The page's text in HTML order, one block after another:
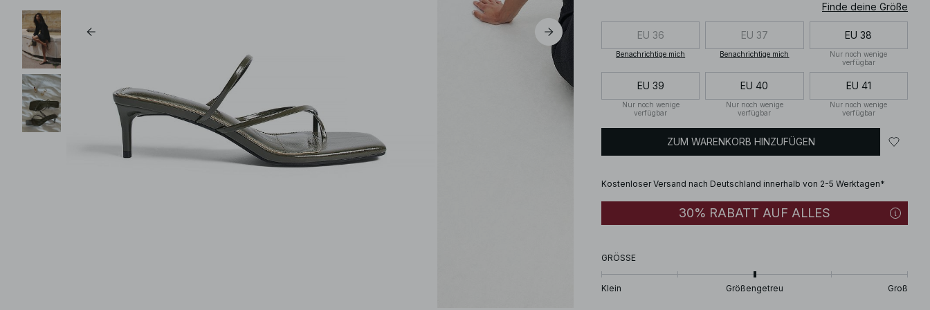
Finde deine Größe
EU 36
Benachrichtige mich
EU 37
Benachrichtige mich
EU 38
Nur noch wenige
verfügbar
EU 39
Nur noch wenige
verfügbar
EU 40
Nur noch wenige
verfügbar
EU 41
Nur noch wenige
verfügbar
ZUM WARENKORB HINZUFÜGEN
Kostenloser Versand nach Deutschland innerhalb von 2-5 Werktagen*
30% RABATT AUF ALLES
GRÖSSE
Klein Größengetreu Groß